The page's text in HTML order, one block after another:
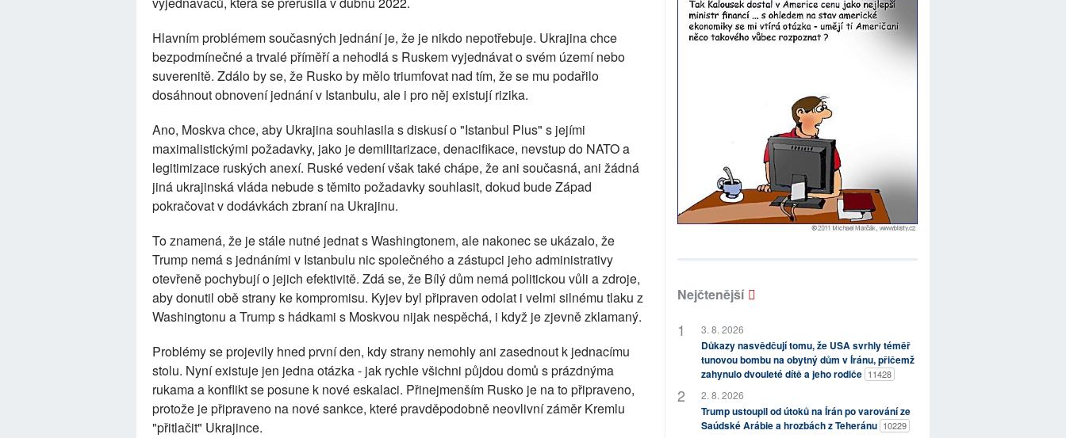
Hlavním problémem současných jednání je, že je nikdo nepotřebuje. Ukrajina chce
bezpodmínečné a trvalé příměří a nehodlá s Ruskem vyjednávat o svém území nebo
suverenitě. Zdálo by se, že Rusko by mělo triumfovat nad tím, že se mu podařilo
dosáhnout obnovení jednání v Istanbulu, ale i pro něj existují rizika.
Ano, Moskva chce, aby Ukrajina souhlasila s diskusí o "Istanbul Plus" s jejími
maximalistickými požadavky, jako je demilitarizace, denacifikace, nevstup do NATO a
legitimizace ruských anexí. Ruské vedení však také chápe, že ani současná, ani žádná
jiná ukrajinská vláda nebude s těmito požadavky souhlasit, dokud bude Západ
pokračovat v dodávkách zbraní na Ukrajinu.
To znamená, že je stále nutné jednat s Washingtonem, ale nakonec se ukázalo, že
Trump nemá s jednáními v Istanbulu nic společného a zástupci jeho administrativy
otevřeně pochybují o jejich efektivitě. Zdá se, že Bílý dům nemá politickou vůli a zdroje,
aby donutil obě strany ke kompromisu. Kyjev byl připraven odolat i velmi silnému tlaku z
Washingtonu a Trump s hádkami s Moskvou nijak nespěchá, i když je zjevně zklamaný.
Problémy se projevily hned první den, kdy strany nemohly ani zasednout k jednacímu
stolu. Nyní existuje jen jedna otázka - jak rychle všichni půjdou domů s prázdnýma
rukama a konflikt se posune k nové eskalaci. Přinejmenším Rusko je na to připraveno,
protože je připraveno na nové sankce, které pravděpodobně neovlivní záměr Kremlu
"přitlačit" Ukrajince.
Nejčtenější
3. 8. 2026
Důkazy nasvědčují tomu, že USA svrhly téměř
tunovou bombu na obytný dům v Íránu, přičemž
zahynulo dvouleté dítě a jeho rodiče 11428
2. 8. 2026
Trump ustoupil od útoků na Írán po varování ze
Saúdské Arábie a hrozbách z Teheránu 10229